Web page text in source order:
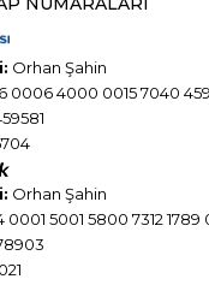
Orhan Şahin
0006 4000 0015 7040
Orhan Şahin
0001 5001 5800 7312 1789